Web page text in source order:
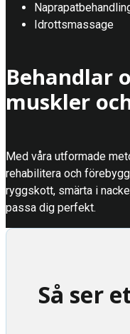
Idrottsmassage
Behandlar
muskler
Med våra utformade
rehabilitera och
ryggskott, smärta i
passa dig perfekt.
Så ser